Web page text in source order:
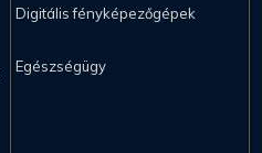
Digitális fényképezőgépek
Egészségügy